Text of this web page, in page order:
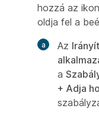
hozzá az
oldja fel a
Az
a
+ Adja